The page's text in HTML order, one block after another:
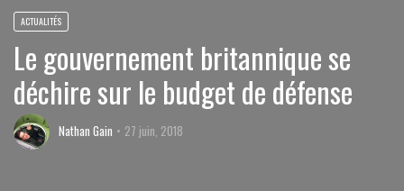
ACTUALITÉS
Le gouvernement britannique se
déchire sur le budget de défense
Nathan Gain 27 juin, 2018